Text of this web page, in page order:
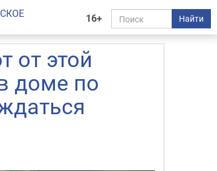
16+ Найти
от этой
доме по